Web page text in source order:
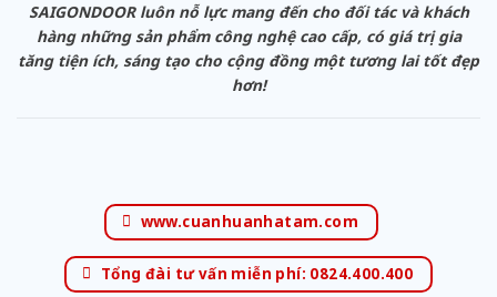
SAIGONDOOR luôn nỗ lực mang đến cho đối tác và khách
hàng những sản phẩm công nghệ cao cấp, có giá trị gia
tăng tiện ích, sáng tạo cho cộng đồng một tương lai tốt đẹp
hơn!
www.cuanhuanhatam.com
Tổng đài tư vấn miễn phí: 0824.400.400